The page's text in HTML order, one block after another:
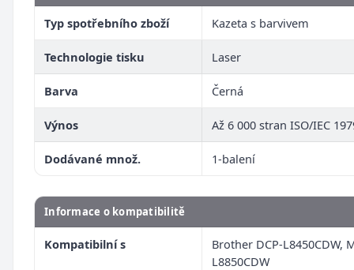
Typ spotřebního zboží Kazeta s barvivem
Technologie tisku Laser
Barva Černá
Výnos Až 6 000 stran ISO/IEC
Dodávané množ. 1-balení
Informace o kompatibilitě
Kompatibilní s
Brother DCP-L8450CDW,
L8850CDW